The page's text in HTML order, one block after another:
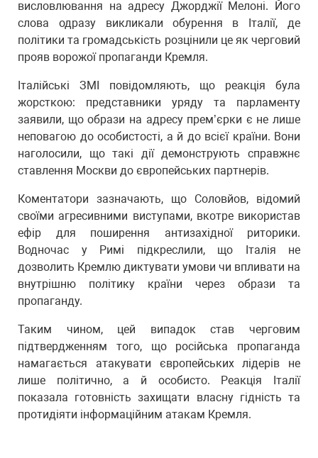
висловлювання на адресу Джорджії Мелоні. Його
слова одразу викликали обурення в Італії, де
політики та громадськість розцінили це як черговий
прояв ворожої пропаганди Кремля.
Італійські ЗМІ повідомляють, що реакція була
жорсткою: представники уряду та парламенту
заявили, що образи на адресу прем’єрки є не лише
неповагою до особистості, а й до всієї країни. Вони
наголосили, що такі дії демонструють справжнє
ставлення Москви до європейських партнерів.
Коментатори зазначають, що Соловйов, відомий
своїми агресивними виступами, вкотре використав
ефір для поширення антизахідної риторики.
Водночас у Римі підкреслили, що Італія не
дозволить Кремлю диктувати умови чи впливати на
внутрішню політику країни через образи та
пропаганду.
Таким чином, цей випадок став черговим
підтвердженням того, що російська пропаганда
намагається атакувати європейських лідерів не
лише політично, а й особисто. Реакція Італії
показала готовність захищати власну гідність та
протидіяти інформаційним атакам Кремля.